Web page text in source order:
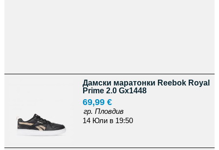
Дамски маратонки Reebok Royal
Prime 2.0 Gx1448
69,99 €
гр. Пловдив
14 Юли в 19:50